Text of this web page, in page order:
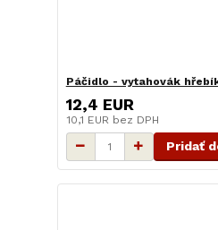
Páčidlo - vytahovák
12,4 EUR
10,1 EUR bez DPH
Pridať